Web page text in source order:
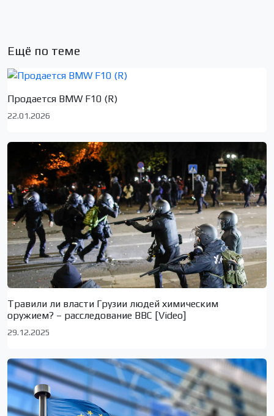
Ещё по теме
Продается BMW F10 (R)
22.01.2026
Травили ли власти Грузии людей химическим
оружием? – расследование BBC [Video]
29.12.2025